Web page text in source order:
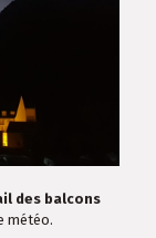
des balcons
météo.